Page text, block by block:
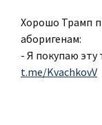
Хорошо Трамп
аборигенам:
- Я покупаю эту
t.me/KvachkovV